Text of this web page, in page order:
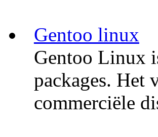
Gentoo linux
Gentoo Linux
packages. Het
commerciële